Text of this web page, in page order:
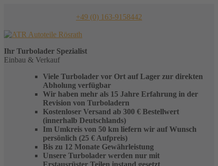
+49 (0) 163-9158442
Ihr Turbolader Spezialist
Einbau & Verkauf
Viele Turbolader vor Ort auf Lager zur direkten
Abholung verfügbar
Wir haben mehr als 15 Jahre Erfahrung in der
Revision von Turboladern
Kostenloser Versand ab 300 € Bestellwert
(innerhalb Deutschlands)
Im Umkreis von 50 km liefern wir auf Wunsch
persönlich (25 € Aufpreis)
Bis zu 12 Monate Gewährleistung
Unsere Turbolader werden nur mit
Erstausrüster Teilen instand gesetzt